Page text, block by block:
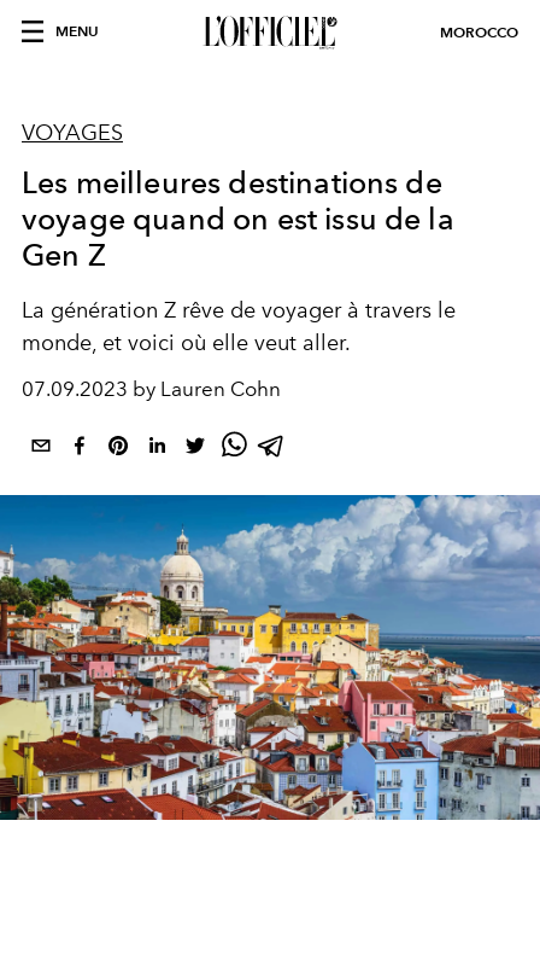
MENU MOROCCO
VOYAGES
Les meilleures destinations de
voyage quand on est issu de la
Gen Z
La génération Z rêve de voyager à travers le
monde, et voici où elle veut aller.
07.09.2023 by Lauren Cohn